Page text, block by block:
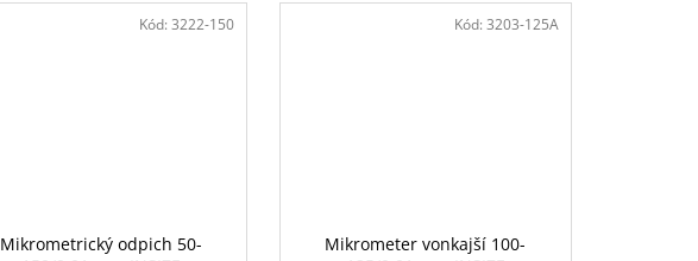
Mikrometrický odpich 50-
Kód: 3222-150
Mikrometer vonkajší 100-
Kód: 3203-125A